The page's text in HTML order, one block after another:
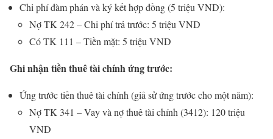
Chi phí đàm phán và ký kết hợp đồng (5 triệu VND):
Nợ TK 242 – Chi phí trả trước: 5 triệu VND
Có TK 111 – Tiền mặt: 5 triệu VND
Ghi nhận tiền thuê tài chính ứng trước:
Ứng trước tiền thuê tài chính (giả sử ứng trước cho một năm):
Nợ TK 341 – Vay và nợ thuê tài chính (3412): 120 triệu
VND